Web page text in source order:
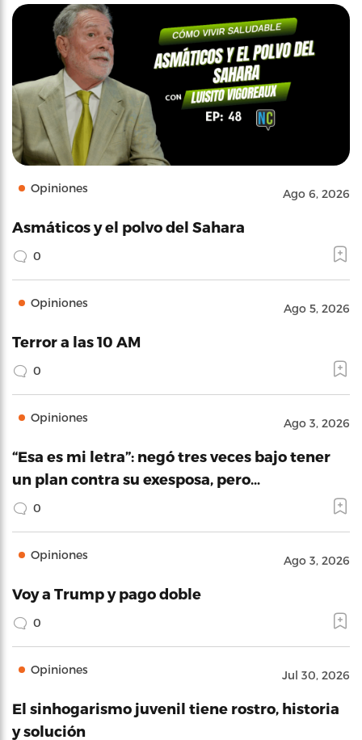
Opiniones Ago 6, 2026
Asmáticos y el polvo del Sahara
0
Opiniones Ago 5, 2026
Terror a las 10 AM
0
Opiniones Ago 3, 2026
“Esa es mi letra”: negó tres veces bajo tener
un plan contra su exesposa, pero…
0
Opiniones Ago 3, 2026
Voy a Trump y pago doble
0
Opiniones Jul 30, 2026
El sinhogarismo juvenil tiene rostro, historia
y solución